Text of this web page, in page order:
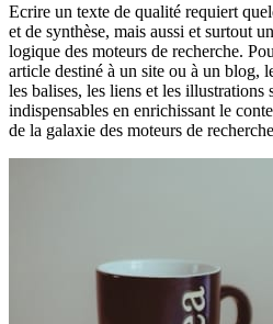
Ecrire un texte de qualité requiert
et de synthèse, mais aussi et surtout
logique des moteurs de recherche.
article destiné à un site ou à un blog,
les balises, les liens et les illustrations
indispensables en enrichissant le
de la galaxie des moteurs de